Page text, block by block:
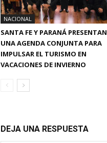
NACIONAL
SANTA FE Y PARANÁ PRESENTAN
UNA AGENDA CONJUNTA PARA
IMPULSAR EL TURISMO EN
VACACIONES DE INVIERNO
DEJA UNA RESPUESTA